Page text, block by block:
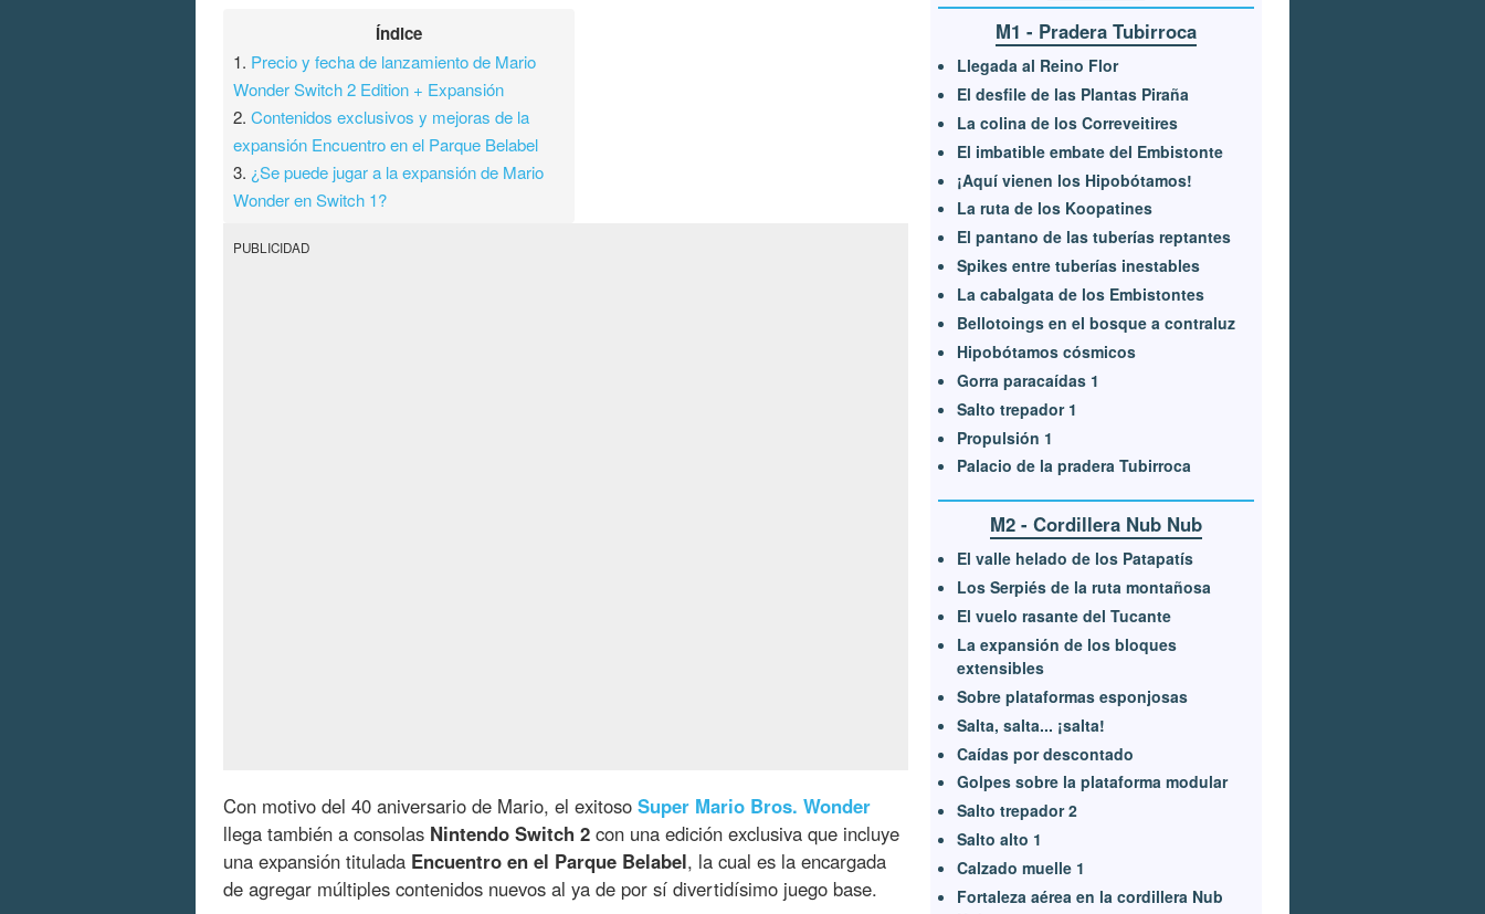
Índice
1. Precio y fecha de lanzamiento de Mario
Wonder Switch 2 Edition + Expansión
2.Contenidos exclusivos y mejoras de la
expansión Encuentro en el Parque Belabel
3. ¿Se puede jugar a la expansión de Mario
Wonder en Switch 1?
PUBLICIDAD
Con motivo del 40 aniversario de Mario, el exitoso Super Mario Bros. Wonder
llega también a consolas Nintendo Switch 2 con una edición exclusiva que incluye
una expansión titulada Encuentro en el Parque Belabel, la cual es la encargada
de agregar múltiples contenidos nuevos al ya de por sí divertidísimo juego base.
M1 - Pradera Tubirroca
Llegada al Reino Flor
El desfile de las Plantas Piraña
La colina de los Correveitires
El imbatible embate del Embistonte
¡Aquí vienen los Hipobótamos!
La ruta de los Koopatines
El pantano de las tuberías reptantes
Spikes entre tuberías inestables
La cabalgata de los Embistontes
Bellotoings en el bosque a contraluz
Hipobótamos cósmicos
Gorra paracaídas 1
Salto trepador 1
Propulsión 1
Palacio de la pradera Tubirroca
M2 - Cordillera Nub Nub
El valle helado de los Patapatís
Los Serpiés de la ruta montañosa
El vuelo rasante del Tucante
La expansión de los bloques
extensibles
Sobre plataformas esponjosas
Salta, salta... ¡salta!
Caídas por descontado
Golpes sobre la plataforma modular
Salto trepador 2
Salto alto 1
Calzado muelle 1
Fortaleza aérea en la cordillera Nub